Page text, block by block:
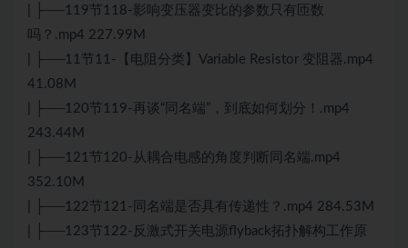
| ├──119节118-影响变压器变比的参数只有匝数
吗？.mp4 227.99M
| ├──11节11-【电阻分类】Variable Resistor 变阻器.mp4
41.08M
| ├──120节119-再谈“同名端”，到底如何划分！.mp4
243.44M
| ├──121节120-从耦合电感的角度判断同名端.mp4
352.10M
| ├──122节121-同名端是否具有传递性？.mp4 284.53M
| ├──123节122-反激式开关电源flyback拓扑解构工作原